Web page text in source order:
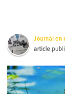
Journal en
article